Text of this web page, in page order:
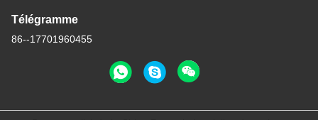
Télégramme
86--17701960455